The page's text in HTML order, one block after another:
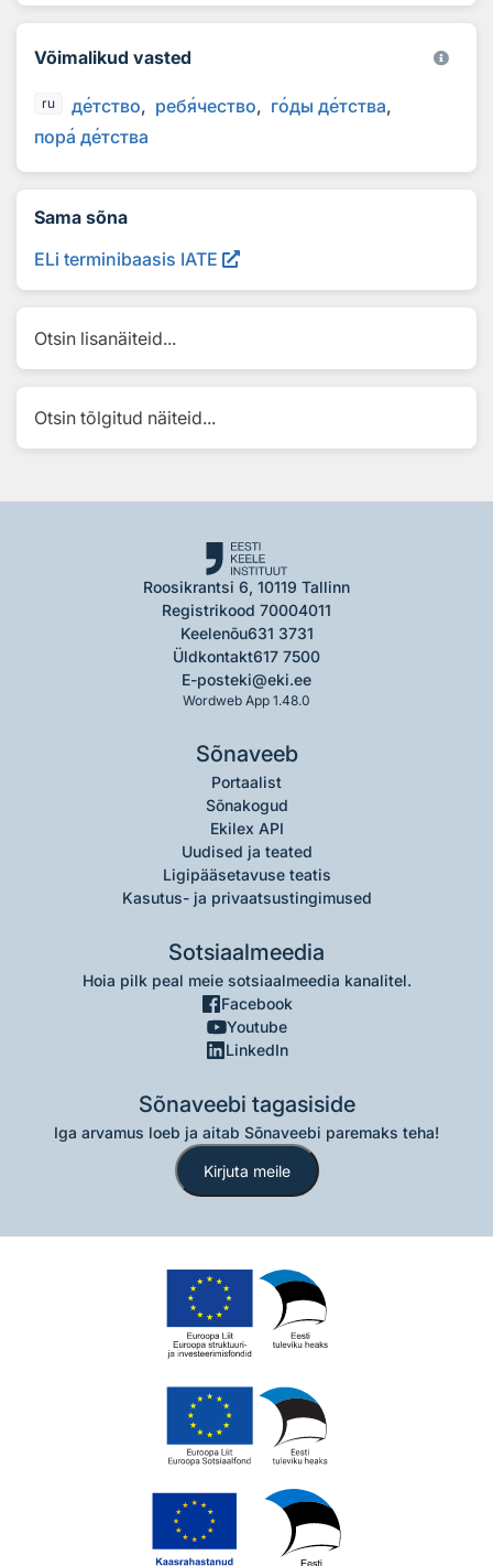
Võimalikud vasted
ru детство ребячество годы детства
пора детства
Sama sõna
ELi terminibaasis IATE
Otsin lisanäiteid...
Otsin tõlgitud näiteid...
Roosikrantsi 6, 10119 Tallinn
Registrikood 70004011
Keelenõu631 3731
Üldkontakt617 7500
E-posteki@eki.ee
Wordweb App 1.48.0
Sõnaveeb
Portaalist
Sõnakogud
Ekilex API
Uudised ja teated
Ligipääsetavuse teatis
Kasutus- ja privaatsustingimused
Sotsiaalmeedia
Hoia pilk peal meie sotsiaalmeedia kanalitel.
Facebook
Youtube
LinkedIn
Sõnaveebi tagasiside
Iga arvamus loeb ja aitab Sõnaveebi paremaks teha!
Kirjuta meile